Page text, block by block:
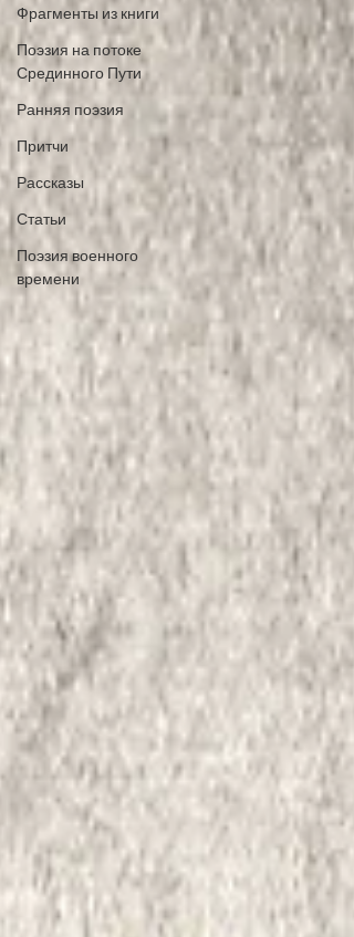
Фрагменты из книги
Поэзия на потоке
Срединного Пути
Ранняя поэзия
Притчи
Рассказы
Статьи
Поэзия военного
времени